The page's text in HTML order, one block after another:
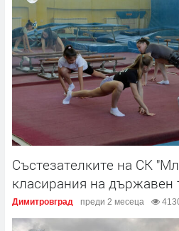
Състезателките на СК
класирания на държавен
Димитровград преди 2 месеца